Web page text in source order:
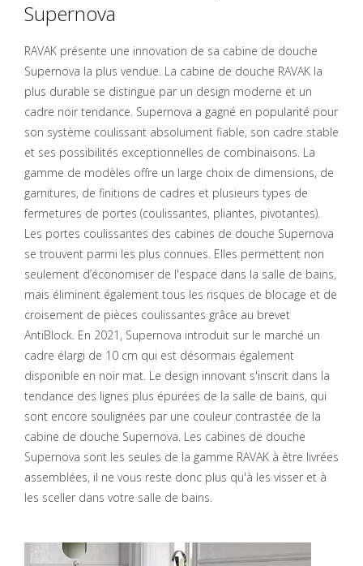
Supernova
RAVAK présente une innovation de sa cabine de douche
Supernova la plus vendue. La cabine de douche RAVAK la
plus durable se distingue par un design moderne et un
cadre noir tendance. Supernova a gagné en popularité pour
son système coulissant absolument fiable, son cadre stable
et ses possibilités exceptionnelles de combinaisons. La
gamme de modèles offre un large choix de dimensions, de
garnitures, de finitions de cadres et plusieurs types de
fermetures de portes (coulissantes, pliantes, pivotantes).
Les portes coulissantes des cabines de douche Supernova
se trouvent parmi les plus connues. Elles permettent non
seulement d’économiser de l'espace dans la salle de bains,
mais éliminent également tous les risques de blocage et de
croisement de pièces coulissantes grâce au brevet
AntiBlock. En 2021, Supernova introduit sur le marché un
cadre élargi de 10 cm qui est désormais également
disponible en noir mat. Le design innovant s'inscrit dans la
tendance des lignes plus épurées de la salle de bains, qui
sont encore soulignées par une couleur contrastée de la
cabine de douche Supernova. Les cabines de douche
Supernova sont les seules de la gamme RAVAK à être livrées
assemblées, il ne vous reste donc plus qu'à les visser et à
les sceller dans votre salle de bains.